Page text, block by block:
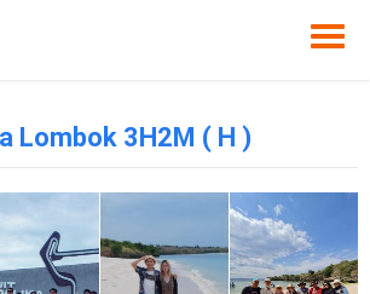
Lombok 3H2M ( H )